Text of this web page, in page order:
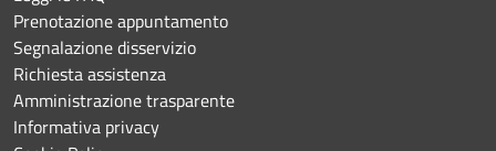
Prenotazione appuntamento
Segnalazione disservizio
Richiesta assistenza
Amministrazione trasparente
Informativa privacy